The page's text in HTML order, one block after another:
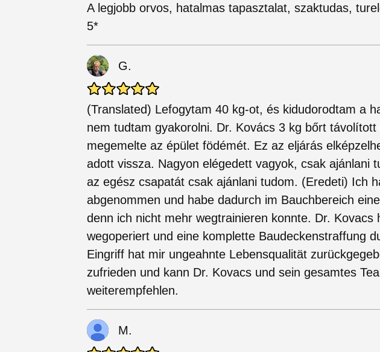
A legjobb orvos, hatalmas tapasztalat, szaktudas,
5*
G.
(Translated) Lefogytam 40 kg-ot, és kidudorodtam a
nem tudtam gyakorolni. Dr. Kovács 3 kg bőrt
megemelte az épület födémét. Ez az eljárás
adott vissza. Nagyon elégedett vagyok, csak ajánlani
az egész csapatát csak ajánlani tudom. (Eredeti) Ich
abgenommen und habe dadurch im Bauchbereich
denn ich nicht mehr wegtrainieren konnte. Dr. Kovacs
wegoperiert und eine komplette Baudeckenstraffung
Eingriff hat mir ungeahnte Lebensqualität
zufrieden und kann Dr. Kovacs und sein gesamtes
weiterempfehlen.
M.